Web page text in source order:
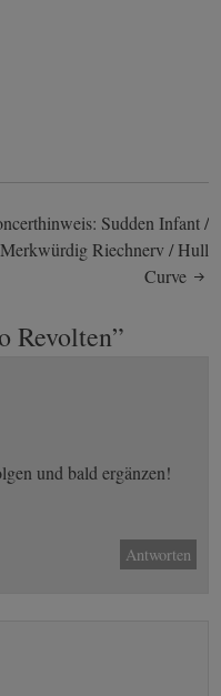
Sudden Infant /
Merkwürdig Riechnerv / Hull
Curve
Revolten”
und bald ergänzen!
Antworten